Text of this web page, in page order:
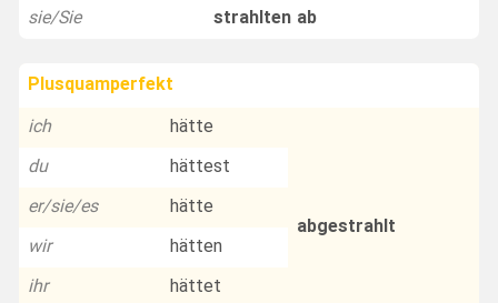
sie/Sie
strahlten ab
Plusquamperfekt
ich
hätte
abgestrahlt
du
hättest
er/sie/es
hätte
wir
hätten
ihr
hättet